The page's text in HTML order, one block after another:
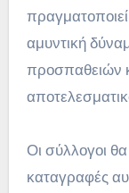
πραγματοποιεί
αμυντική
προσπαθειών
Οι σύλλογοι
καταγραφές